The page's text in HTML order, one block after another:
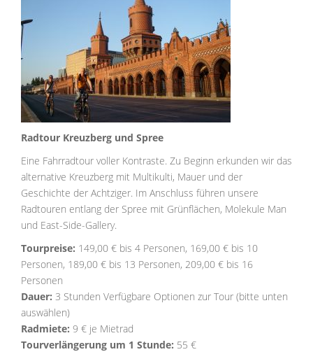
Radtour Kreuzberg und Spree
Eine Fahrradtour voller Kontraste. Zu Beginn erkunden wir das
alternative Kreuzberg mit Multikulti, Mauer und der
Geschichte der Achtziger. Im Anschluss führen unsere
Radtouren entlang der Spree mit Grünflächen, Molekule Man
und East-Side-Gallery.
Tourpreise: 149,00 € bis 4 Personen, 169,00 € bis 10
Personen, 189,00 € bis 13 Personen, 209,00 € bis 16
Personen
Dauer: 3 Stunden Verfügbare Optionen zur Tour (bitte unten
auswählen)
Radmiete: 9 € je Mietrad
Tourverlängerung um 1 Stunde: 55 €